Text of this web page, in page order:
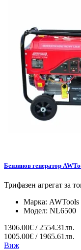
Бензинов генератор
Трифазен агрегат за
Марка: AWTools
Модел: NL6500
1306.00€ / 2554.31лв.
1005.00€ / 1965.61лв.
Виж